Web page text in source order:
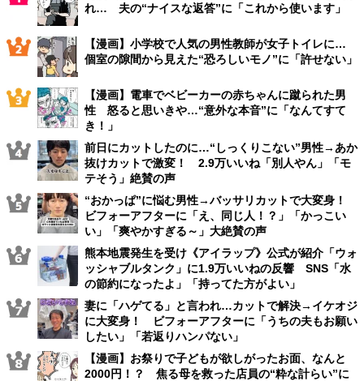
れ… 夫の“ナイスな返答”に「これから使います」
【漫画】小学校で人気の男性教師が女子トイレに…
個室の隙間から見えた“恐ろしいモノ”に「許せない」
【漫画】電車でベビーカーの赤ちゃんに蹴られた男
性 怒ると思いきや…“意外な本音”に「なんてすて
き！」
前日にカットしたのに…“しっくりこない”男性→あか
抜けカットで激変！ 2.9万いいね「別人やん」「モ
テそう」絶賛の声
“おかっぱ”に悩む男性→バッサリカットで大変身！
ビフォーアフターに「え、同じ人！？」「かっこい
い」「爽やかすぎる～」大絶賛の声
熊本地震発生を受け《アイラップ》公式が紹介「ウォ
ッシャブルタンク」に1.9万いいねの反響 SNS「水
の節約になったよ」「持ってた方がよい」
妻に「ハゲてる」と言われ…カットで解決→イケオジ
に大変身！ ビフォーアフターに「うちの夫もお願い
したい」「若返りハンパない」
【漫画】お祭りで子どもが欲しがったお面、なんと
2000円！？ 焦る母を救った店員の“粋な計らい”に